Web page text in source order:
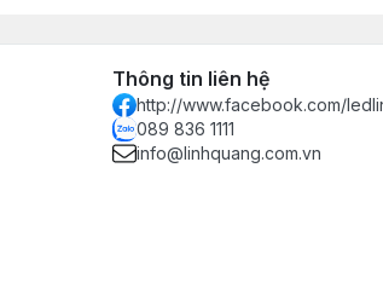
Thông tin liên hệ
http://www.facebook.com/
089 836 1111
info@linhquang.com.vn